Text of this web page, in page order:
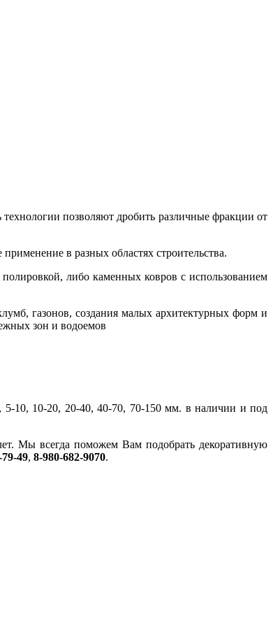
позволяют дробить различные фракции от
в разных областях строительства.
либо каменных ковров с использованием
газонов, создания малых архитектурных форм и
зон и водоемов
5-10, 10-20, 20-40, 40-70, 70-150 мм. в наличии и под
Мы всегда поможем Вам подобрать декоративную
79-49, 8-980-682-9070.